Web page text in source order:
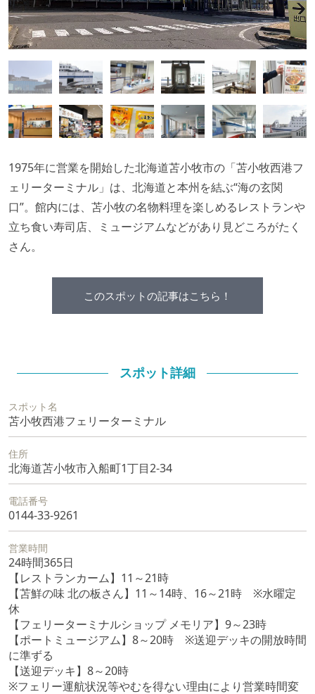
1975年に営業を開始した北海道苫小牧市の「苫小牧西港フ
ェリーターミナル」は、北海道と本州を結ぶ“海の玄関
口”。館内には、苫小牧の名物料理を楽しめるレストランや
立ち食い寿司店、ミュージアムなどがあり見どころがたく
さん。
このスポットの記事はこちら！
スポット詳細
スポット名
苫小牧西港フェリーターミナル
住所
北海道苫小牧市入船町1丁目2-34
電話番号
0144-33-9261
営業時間
24時間365日
【レストランカーム】11～21時
【苫鮮の味 北の板さん】11～14時、16～21時 ※水曜定
休
【フェリーターミナルショップ メモリア】9～23時
【ポートミュージアム】8～20時 ※送迎デッキの開放時間
に準ずる
【送迎デッキ】8～20時
※フェリー運航状況等やむを得ない理由により営業時間変